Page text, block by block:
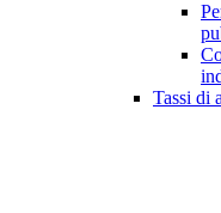
Tassi di